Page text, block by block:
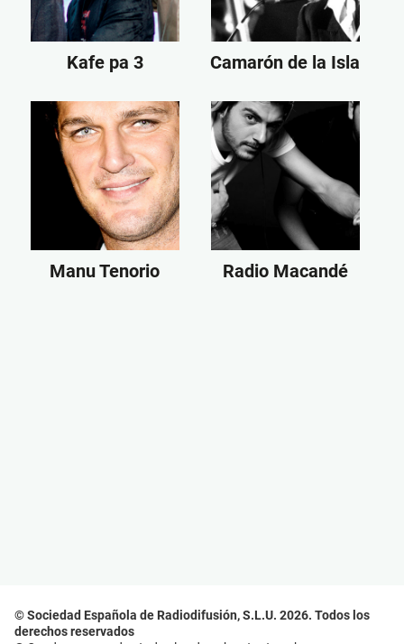
Kafe pa 3 Camarón de la Isla
Manu Tenorio Radio Macandé
© Sociedad Española de Radiodifusión, S.L.U. 2026. Todos los
derechos reservados